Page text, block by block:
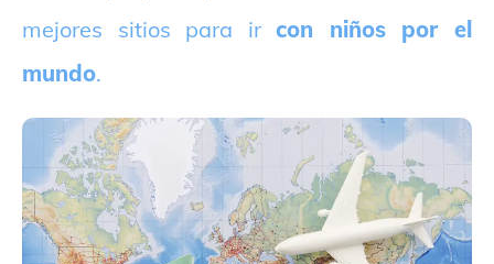
mejores sitios para ircon niños por el
mundo.